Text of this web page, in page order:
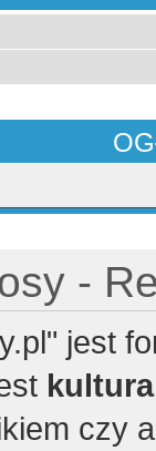
-
jest
czy